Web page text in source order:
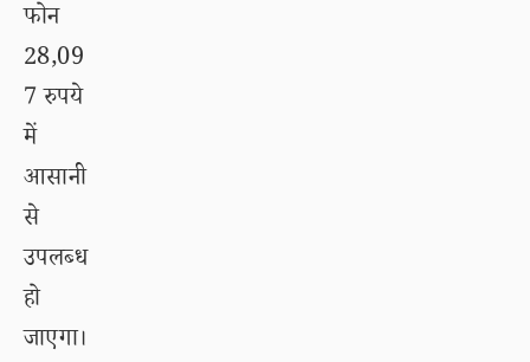
फोन
28,09
7 रुपये
में
आसानी
से
उपलब्ध
हो
जाएगा।